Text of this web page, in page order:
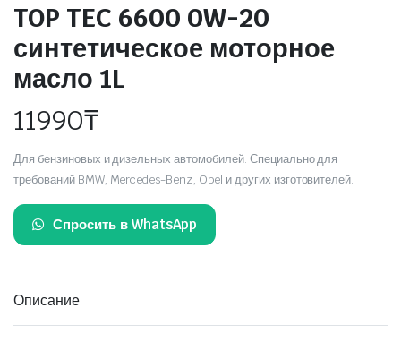
TOP TEC 6600 0W-20
синтетическое моторное
масло 1L
11990₸
Для бензиновых и дизельных автомобилей. Специально для
требований BMW, Mercedes-Benz, Opel и других изготовителей.
Спросить в WhatsApp
Описание